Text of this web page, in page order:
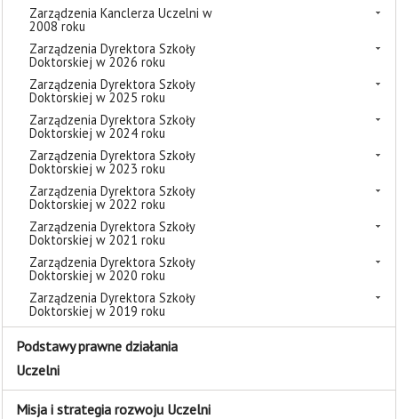
Zarządzenia Kanclerza Uczelni w
2008 roku
Zarządzenia Dyrektora Szkoły
Doktorskiej w 2026 roku
Zarządzenia Dyrektora Szkoły
Doktorskiej w 2025 roku
Zarządzenia Dyrektora Szkoły
Doktorskiej w 2024 roku
Zarządzenia Dyrektora Szkoły
Doktorskiej w 2023 roku
Zarządzenia Dyrektora Szkoły
Doktorskiej w 2022 roku
Zarządzenia Dyrektora Szkoły
Doktorskiej w 2021 roku
Zarządzenia Dyrektora Szkoły
Doktorskiej w 2020 roku
Zarządzenia Dyrektora Szkoły
Doktorskiej w 2019 roku
Podstawy prawne działania
Uczelni
Misja i strategia rozwoju Uczelni